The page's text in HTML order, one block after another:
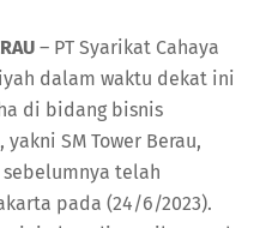
– PT Syarikat Cahaya
dalam waktu dekat ini
di bidang bisnis
SM Tower Berau,
telah
pada (24/6/2023).